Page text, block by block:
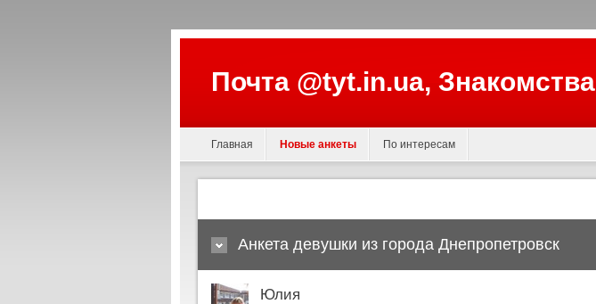
Почта @tyt.in.ua, Знакомства
Главная Новые анкеты По интересам
Анкета девушки из города Днепропетровск
Юлия